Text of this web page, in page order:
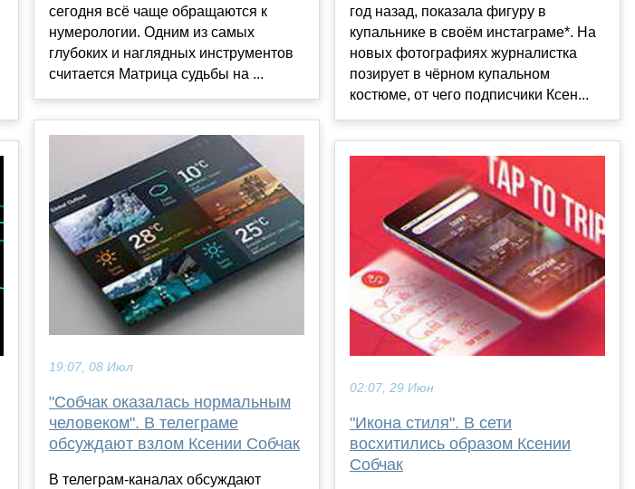
сегодня всё чаще обращаются к
нумерологии. Одним из самых
глубоких и наглядных инструментов
считается Матрица судьбы на ...
19:07, 08 Июл
"Собчак оказалась нормальным
человеком". В телеграме
обсуждают взлом Ксении Собчак
В телеграм-каналах обсуждают
год назад, показала фигуру в
купальнике в своём инстаграме*. На
новых фотографиях журналистка
позирует в чёрном купальном
костюме, от чего подписчики Ксен...
02:07, 29 Июн
"Икона стиля". В сети
восхитились образом Ксении
Собчак